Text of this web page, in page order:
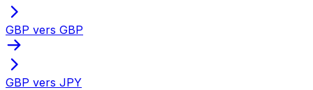
GBP vers GBP
GBP vers JPY